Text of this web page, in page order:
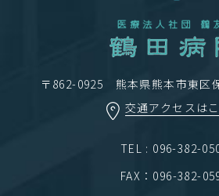
〒862-0925 熊本県熊本市東区
交通アクセスは
TEL : 096-382-
FAX：096-382-